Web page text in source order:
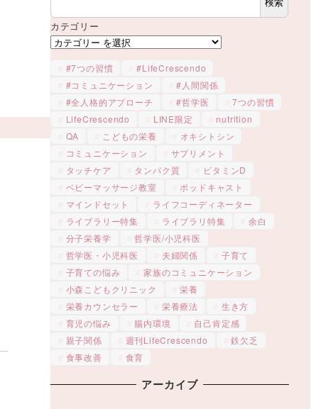
検索
カテゴリー
#7つの習慣
#LifeCrescendo
#コミュニケーション
#人間関係
#全人格的アプローチ
#哲学医
7つの習慣
LifeCrescendo
LINE限定
nutrition
QA
こどもの栄養
オキシトシン
コミュニケーション
サプリメント
タッチケア
タンパク質
ビタミンD
ベビーマッサージ教室
ポッドキャスト
マインドセット
ライフコーディネーター
ライブラリー特集
ライブラリ特集
余白
分子栄養学
哲学医/小児科医
哲学医・小児科医
夫婦関係
子育て
子育ての悩み
家族のコミュニケーション
小森こどもクリニック
栄養
栄養カウンセラー
栄養療法
生き方
育児の悩み
腸内環境
自己肯定感
親子関係
週刊LifeCrescendo
鉄欠乏
食事改善
食育
アーカイブ